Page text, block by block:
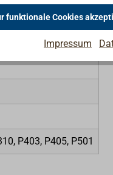
P403, P405, P501
funktionale Cookies
Impressum